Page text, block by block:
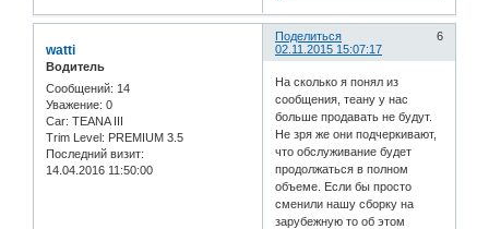
Поделиться
6
02.11.2015 15:07:17
watti
Водитель
Сообщений: 14
Уважение: 0
Car: TEANA III
Trim Level: PREMIUM 3.5
Последний визит:
14.04.2016 11:50:00
На сколько я понял из
сообщения, теану у нас
больше продавать не будут.
Не зря же они подчеркивают,
что обслуживание будет
продолжаться в полном
объеме. Если бы просто
сменили нашу сборку на
зарубежную то об этом